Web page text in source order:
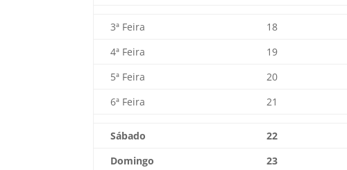
3ª Feira 18
4ª Feira
19
5ª Feira
20
6ª Feira
21
Sábado 22
Domingo
23